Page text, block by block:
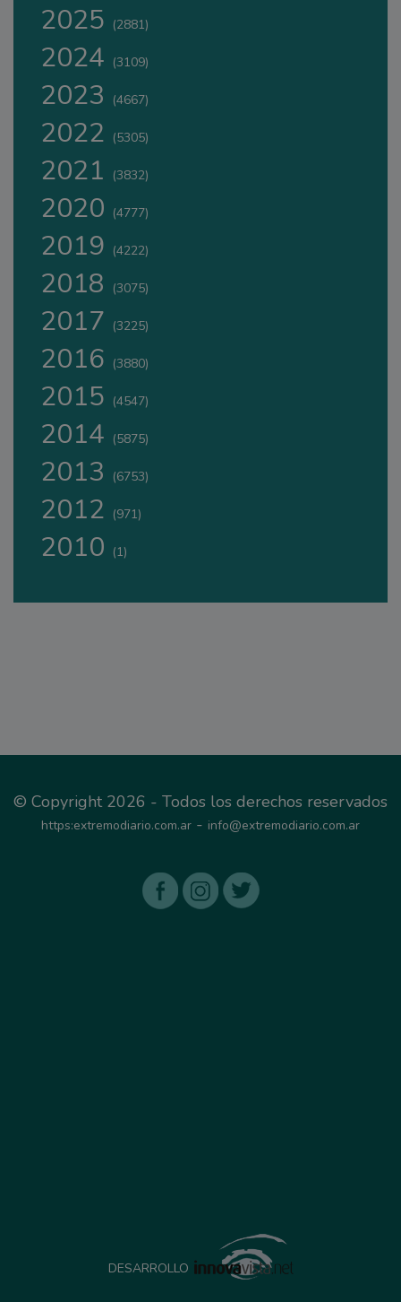
2025 (2881)
2024 (3109)
2023 (4667)
2022 (5305)
2021 (3832)
2020 (4777)
2019 (4222)
2018 (3075)
2017 (3225)
2016 (3880)
2015 (4547)
2014 (5875)
2013 (6753)
2012 (971)
2010 (1)
© Copyright 2026 - Todos los derechos reservados
https:extremodiario.com.ar - info@extremodiario.com.ar
DESARROLLO